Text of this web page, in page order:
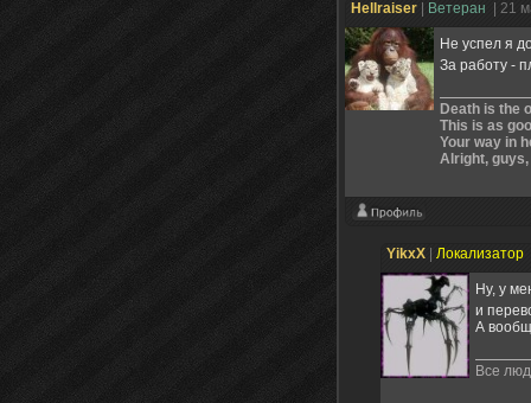
Hellraiser Ветеран | 21
Не успел я
За работу -
Death is the
This is as
Your way in
Alright, guys,
YikxX Локализатор
Ну, у
и
А
Все